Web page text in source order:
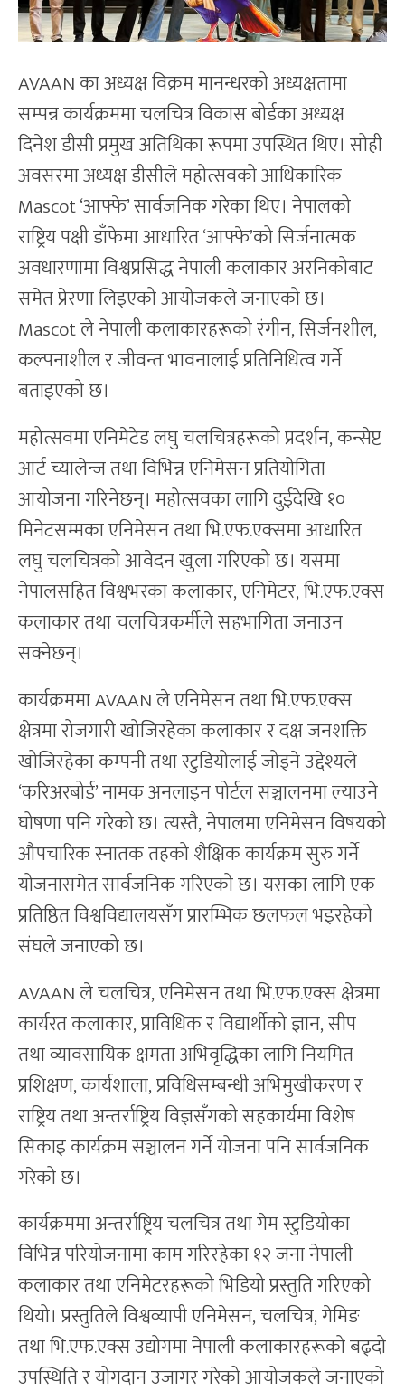
AVAAN का अध्यक्ष विक्रम मानन्धरको अध्यक्षतामा
सम्पन्न कार्यक्रममा चलचित्र विकास बोर्डका अध्यक्ष
दिनेश डीसी प्रमुख अतिथिका रूपमा उपस्थित थिए। सोही
अवसरमा अध्यक्ष डीसीले महोत्सवको आधिकारिक
Mascot ‘आफ्फे’ सार्वजनिक गरेका थिए। नेपालको
राष्ट्रिय पक्षी डाँफेमा आधारित ‘आफ्फे’को सिर्जनात्मक
अवधारणामा विश्वप्रसिद्ध नेपाली कलाकार अरनिकोबाट
समेत प्रेरणा लिइएको आयोजकले जनाएको छ।
Mascot ले नेपाली कलाकारहरूको रंगीन, सिर्जनशील,
कल्पनाशील र जीवन्त भावनालाई प्रतिनिधित्व गर्ने
बताइएको छ।
महोत्सवमा एनिमेटेड लघु चलचित्रहरूको प्रदर्शन, कन्सेप्ट
आर्ट च्यालेन्ज तथा विभिन्न एनिमेसन प्रतियोगिता
आयोजना गरिनेछन्। महोत्सवका लागि दुईदेखि १०
मिनेटसम्मका एनिमेसन तथा भि.एफ.एक्समा आधारित
लघु चलचित्रको आवेदन खुला गरिएको छ। यसमा
नेपालसहित विश्वभरका कलाकार, एनिमेटर, भि.एफ.एक्स
कलाकार तथा चलचित्रकर्मीले सहभागिता जनाउन
सक्नेछन्।
कार्यक्रममा AVAAN ले एनिमेसन तथा भि.एफ.एक्स
क्षेत्रमा रोजगारी खोजिरहेका कलाकार र दक्ष जनशक्ति
खोजिरहेका कम्पनी तथा स्टुडियोलाई जोड्ने उद्देश्यले
‘करिअरबोर्ड’ नामक अनलाइन पोर्टल सञ्चालनमा ल्याउने
घोषणा पनि गरेको छ। त्यस्तै, नेपालमा एनिमेसन विषयको
औपचारिक स्नातक तहको शैक्षिक कार्यक्रम सुरु गर्ने
योजनासमेत सार्वजनिक गरिएको छ। यसका लागि एक
प्रतिष्ठित विश्वविद्यालयसँग प्रारम्भिक छलफल भइरहेको
संघले जनाएको छ।
AVAAN ले चलचित्र, एनिमेसन तथा भि.एफ.एक्स क्षेत्रमा
कार्यरत कलाकार, प्राविधिक र विद्यार्थीको ज्ञान, सीप
तथा व्यावसायिक क्षमता अभिवृद्धिका लागि नियमित
प्रशिक्षण, कार्यशाला, प्रविधिसम्बन्धी अभिमुखीकरण र
राष्ट्रिय तथा अन्तर्राष्ट्रिय विज्ञसँगको सहकार्यमा विशेष
सिकाइ कार्यक्रम सञ्चालन गर्ने योजना पनि सार्वजनिक
गरेको छ।
कार्यक्रममा अन्तर्राष्ट्रिय चलचित्र तथा गेम स्टुडियोका
विभिन्न परियोजनामा काम गरिरहेका १२ जना नेपाली
कलाकार तथा एनिमेटरहरूको भिडियो प्रस्तुति गरिएको
थियो। प्रस्तुतिले विश्वव्यापी एनिमेसन, चलचित्र, गेमिङ
तथा भि.एफ.एक्स उद्योगमा नेपाली कलाकारहरूको बढ्दो
उपस्थिति र योगदान उजागर गरेको आयोजकले जनाएको